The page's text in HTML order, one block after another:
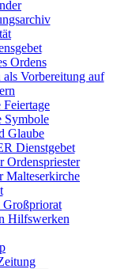
Ordens
Vorbereitung auf
Symbole
Glaube
Dienstgebet
Ordenspriester
Malteserkirche
Hilfswerken